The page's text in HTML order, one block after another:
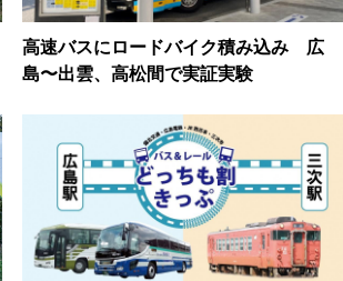
高速バスにロードバイク積み込み 広
島〜出雲、高松間で実証実験